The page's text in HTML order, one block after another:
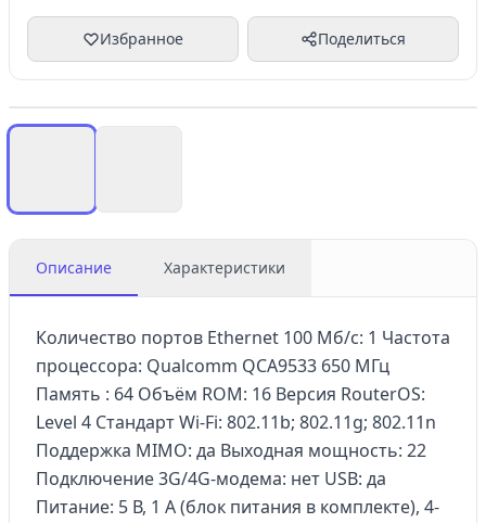
Избранное Поделиться
Описание Характеристики
Количество портов Ethernet 100 Мб/с: 1 Частота
процессора: Qualcomm QCA9533 650 МГц
Память : 64 Объём ROM: 16 Версия RouterOS:
Level 4 Стандарт Wi-Fi: 802.11b; 802.11g; 802.11n
Поддержка MIMO: да Выходная мощность: 22
Подключение 3G/4G-модема: нет USB: да
Питание: 5 В, 1 А (блок питания в комплекте), 4-